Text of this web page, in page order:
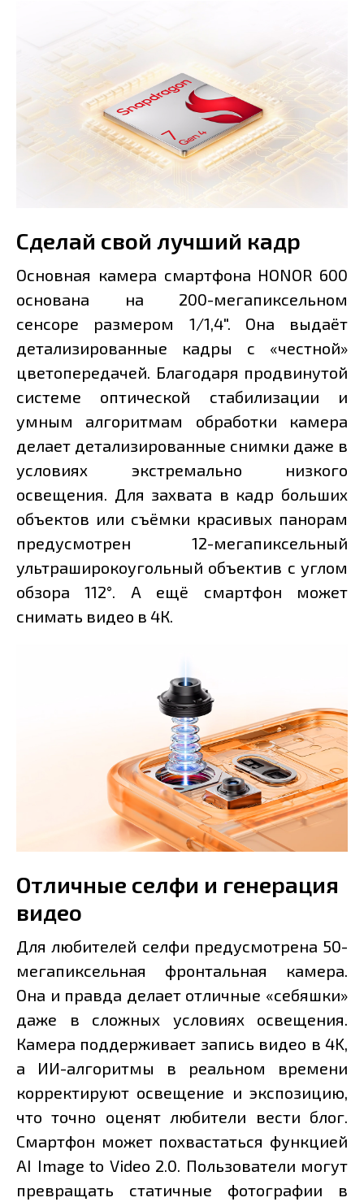
Сделай свой лучший кадр
Основная камера смартфона HONOR 600
основана на 200-мегапиксельном
сенсоре размером 1/1,4". Она выдаёт
детализированные кадры с «честной»
цветопередачей. Благодаря продвинутой
системе оптической стабилизации и
умным алгоритмам обработки камера
делает детализированные снимки даже в
условиях экстремально низкого
освещения. Для захвата в кадр больших
объектов или съёмки красивых панорам
предусмотрен 12-мегапиксельный
ультраширокоугольный объектив с углом
обзора 112°. А ещё смартфон может
снимать видео в 4К.
Отличные селфи и генерация
видео
Для любителей селфи предусмотрена 50-
мегапиксельная фронтальная камера.
Она и правда делает отличные «себяшки»
даже в сложных условиях освещения.
Камера поддерживает запись видео в 4K,
а ИИ-алгоритмы в реальном времени
корректируют освещение и экспозицию,
что точно оценят любители вести блог.
Смартфон может похвастаться функцией
AI Image to Video 2.0. Пользователи могут
превращать статичные фотографии в